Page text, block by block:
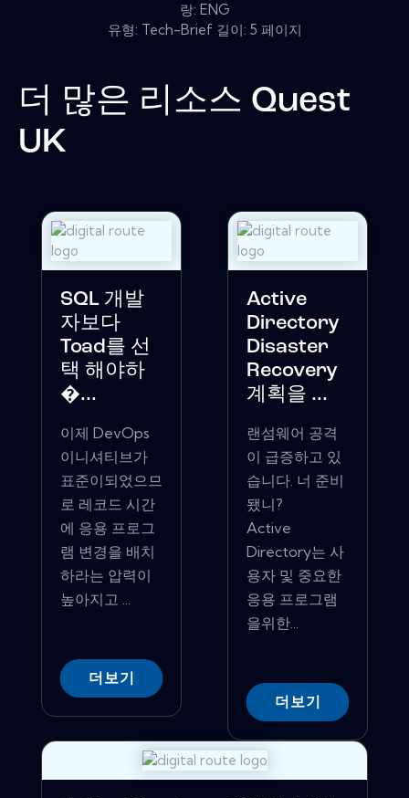
랑: ENG
유형: Tech-Brief 길이: 5 페이지
더 많은 리소스 Quest
UK
SQL 개발
자보다
Toad를 선
택 해야하
�...
이제 DevOps
이니셔티브가
표준이되었으므
로 레코드 시간
에 응용 프로그
램 변경을 배치
하라는 압력이
높아지고 ...
더보기
Active
Directory
Disaster
Recovery
계획을 ...
랜섬웨어 공격
이 급증하고 있
습니다. 너 준비
됐니?
Active
Directory는 사
용자 및 중요한
응용 프로그램
을위한...
더보기